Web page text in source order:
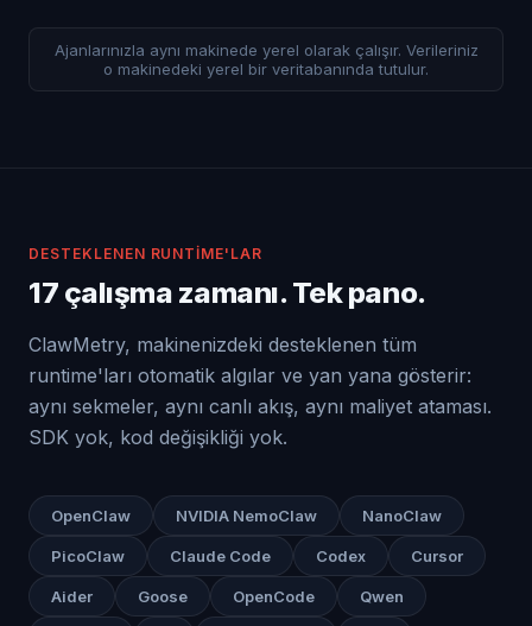
Ajanlarınızla aynı makinede yerel olarak çalışır. Verileriniz
o makinedeki yerel bir veritabanında tutulur.
DESTEKLENEN RUNTIME'LAR
17 çalışma zamanı. Tek pano.
ClawMetry, makinenizdeki desteklenen tüm
runtime'ları otomatik algılar ve yan yana gösterir:
aynı sekmeler, aynı canlı akış, aynı maliyet ataması.
SDK yok, kod değişikliği yok.
OpenClaw NVIDIA NemoClaw NanoClaw
PicoClaw Claude Code Codex Cursor
Aider Goose OpenCode Qwen